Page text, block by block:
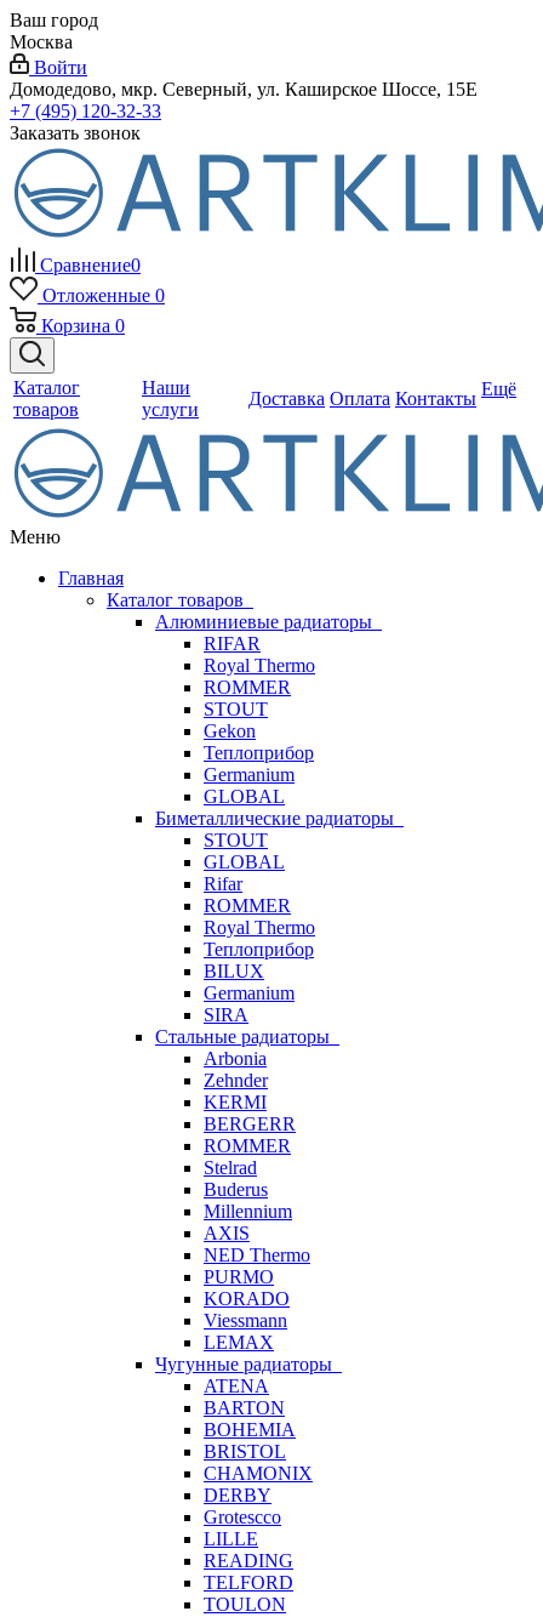
Ваш город
Москва
Войти
Домодедово, мкр. Северный, ул. Каширское Шоссе, 15Е
+7 (495) 120-32-33
Заказать звонок
Сравнение0
Отложенные 0
Корзина 0
Каталог
товаров
Наши
услуги
Доставка Оплата Контакты Ещё
Меню
Главная
Каталог товаров
Алюминиевые радиаторы
RIFAR
Royal Thermo
ROMMER
STOUT
Gekon
Теплоприбор
Germanium
GLOBAL
Биметаллические радиаторы
STOUT
GLOBAL
Rifar
ROMMER
Royal Thermo
Теплоприбор
BILUX
Germanium
SIRA
Стальные радиаторы
Arbonia
Zehnder
KERMI
BERGERR
ROMMER
Stelrad
Buderus
Millennium
AXIS
NED Thermo
PURMO
KORADO
Viessmann
LEMAX
Чугунные радиаторы
ATENA
BARTON
BOHEMIA
BRISTOL
CHAMONIX
DERBY
Grotescco
LILLE
READING
TELFORD
TOULON